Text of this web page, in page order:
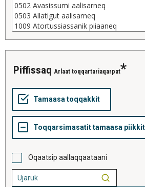
piffissaq Arlaat toqqartariaqarpat
Oqaatsip aallaqqaataani